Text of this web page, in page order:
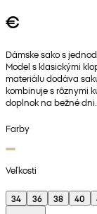
€
Dámske sako s
Model s klasickými
materiálu dodáva
kombinuje s rôznymi
doplnok na bežné dni.
Farby
Veľkosti
34 36 38 40